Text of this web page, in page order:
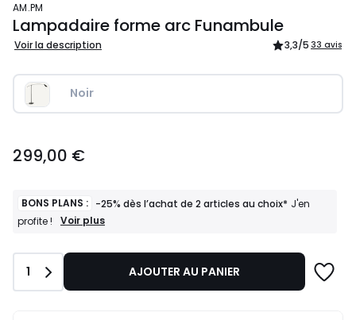
AM.PM
Lampadaire forme arc Funambule
Voir la description 3,3/5 33 avis
Noir
€.
299,00 €
BONS PLANS : -25% dès l’achat de 2 articles au choix* J'en
profite !
BONS
-25%
l’achat
Voir plus
Quantité
1 AJOUTER AU PANIER